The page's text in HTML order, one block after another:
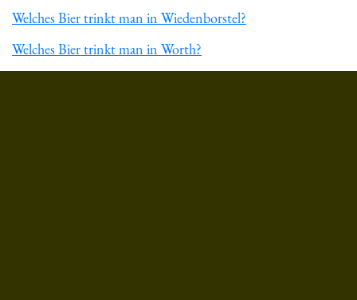
Welches Bier trinkt man in Wiedenborstel?
Welches Bier trinkt man in Worth?